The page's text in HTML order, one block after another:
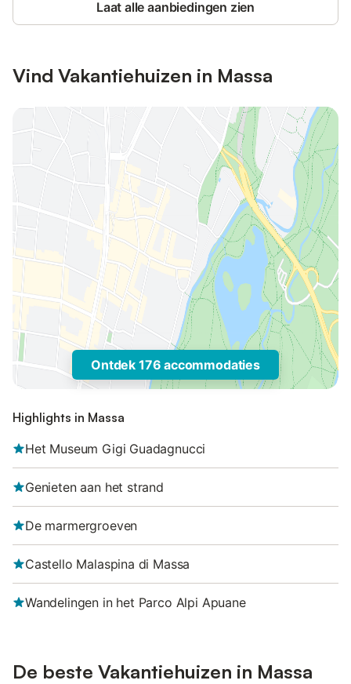
Laat alle aanbiedingen zien
Vind Vakantiehuizen in Massa
Ontdek 176 accommodaties
Highlights in Massa
Het Museum Gigi Guadagnucci
Genieten aan het strand
De marmergroeven
Castello Malaspina di Massa
Wandelingen in het Parco Alpi Apuane
De beste Vakantiehuizen in Massa